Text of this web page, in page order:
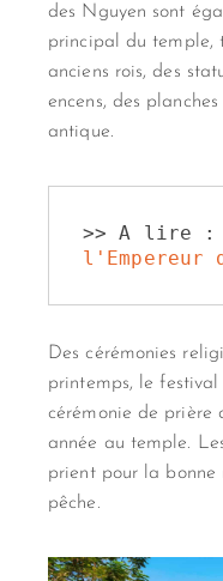
des Nguyen sont
principal du temple,
anciens rois, des
encens, des
antique.
>> A lire :
l'Empereur
Des cérémonies
printemps, le
cérémonie de prière
année au temple.
prient pour la
pêche.